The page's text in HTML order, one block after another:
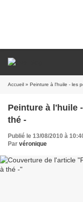
Accueil » Peinture à l'huile - les
Peinture à l'huile
thé -
Publié le 13/08/2010 à
Par véronique